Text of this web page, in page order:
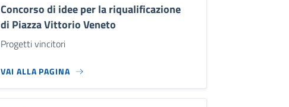
Concorso di idee per la riqualificazione
di Piazza Vittorio Veneto
Progetti vincitori
VAI ALLA PAGINA